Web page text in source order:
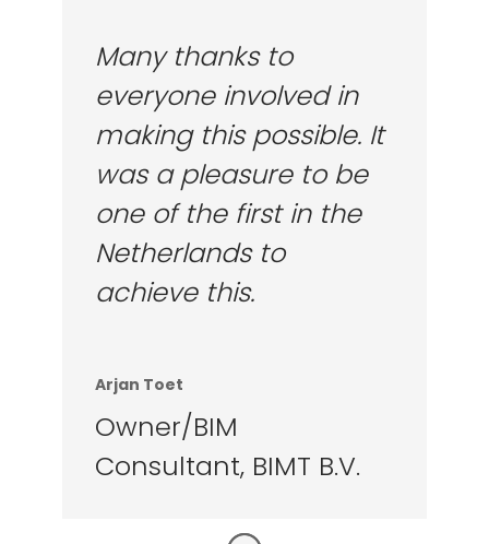
Many thanks to
everyone involved in
making this possible. It
was a pleasure to be
one of the first in the
Netherlands to
achieve this.
Arjan Toet
Owner/BIM
Consultant, BIMT B.V.
Privacybeleid
Algemene
Voorwaarden
Social Media
LinkedIn
YouTube
X / Twitter
Facebook
Instagram